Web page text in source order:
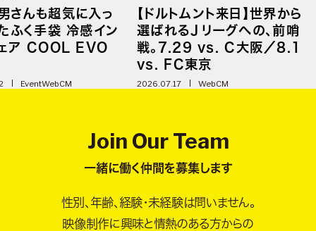
さんも超気に入っ
ふく手袋 冷感イン
ア COOL EVO
EventWebCM
【ドルトムント来日】世界から
選ばれるＪリーグへの、前哨
戦。7.29 vs. C大阪／8.1
vs. FC東京
2026.07.17 WebCM
Join Our Team
一緒に働く仲間を募集します
性別、年齢、経験・未経験は問いません。
映像制作に興味と情熱のある方からの